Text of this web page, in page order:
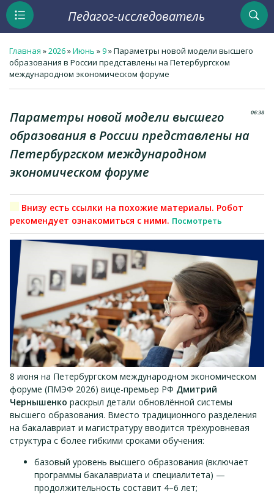
Педагог-исследователь
Главная »2026»Июнь »9» Параметры новой модели высшего
образования в России представлены на Петербургском
международном экономическом форуме
06:38
Параметры новой модели высшего
образования в России представлены на
Петербургском международном
экономическом форуме
Внизу есть ссылки на похожие материалы. Робот
рекомендует ознакомиться с ними. Посмотреть
8 июня на Петербургском международном экономическом
форуме (ПМЭФ 2026) вице-премьер РФ Дмитрий
Чернышенко раскрыл детали обновлённой системы
высшего образования. Вместо традиционного разделения
на бакалавриат и магистратуру вводится трёхуровневая
структура с более гибкими сроками обучения:
базовый уровень высшего образования (включает
программы бакалавриата и специалитета) —
продолжительность составит 4–6 лет;